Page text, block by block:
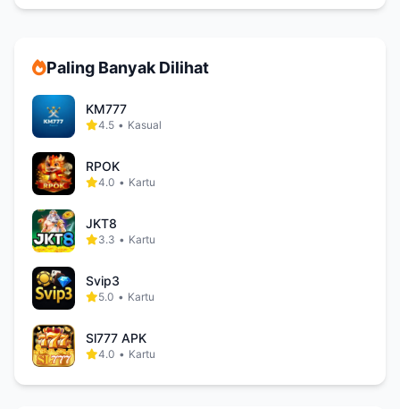
Paling Banyak Dilihat
KM777
4.5 • Kasual
RPOK
4.0 • Kartu
JKT8
3.3 • Kartu
Svip3
5.0 • Kartu
Sl777 APK
4.0 • Kartu